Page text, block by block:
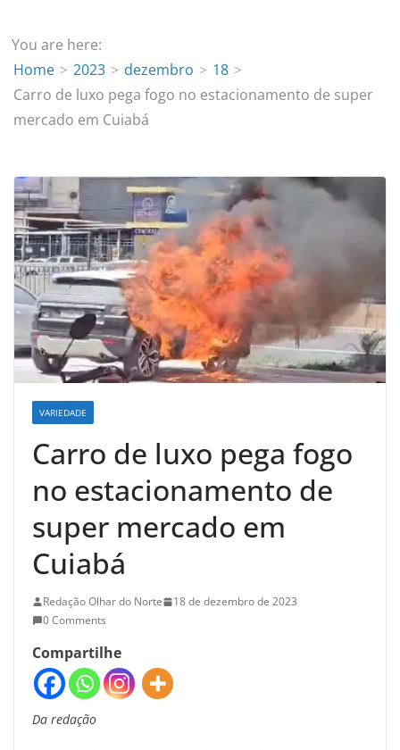
You are here:
Home
2023 dezembro
18
Carro de luxo pega fogo no estacionamento de super
mercado em Cuiabá
VARIEDADE
Carro de luxo pega fogo
no estacionamento de
super mercado em
Cuiabá
Redação Olhar do Norte
18 de dezembro de 2023
0 Comments
Compartilhe
Da redação